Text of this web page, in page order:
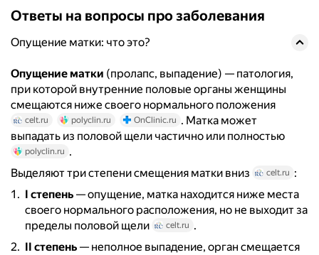
Ответы на вопросы про заболевания
Опущение матки: что это?
Опущение матки (пролапс, выпадение) — патология,
при которой внутренние половые органы женщины
смещаются ниже своего нормального положения
celt.ru polyclin.ru OnClinic.ru . Матка может
выпадать из половой щели частично или полностью
polyclin.ru .
Выделяют три степени смещения матки вниз
celt.ru :
I степень — опущение, матка находится ниже места
своего нормального расположения, но не выходит за
пределы половой щели
celt.ru .
II степень — неполное выпадение, орган смещается